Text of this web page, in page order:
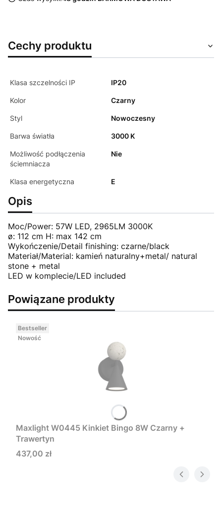
Cechy produktu
Klasa szczelności IP IP20
Kolor Czarny
Styl Nowoczesny
Barwa światła 3000 K
Możliwość podłączenia
ściemniacza
Nie
Klasa energetyczna E
Opis
Moc/Power: 57W LED, 2965LM 3000K
ø: 112 cm H: max 142 cm
Wykończenie/Detail finishing: czarne/black
Materiał/Material: kamień naturalny+metal/ natural
stone + metal
LED w komplecie/LED included
Powiązane produkty
Bestseller
Nowość
Maxlight W0445 Kinkiet Bingo 8W Czarny +
Trawertyn
Cena
437,00 zł